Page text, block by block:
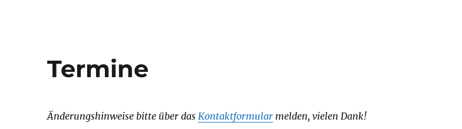
Termine
Änderungshinweise bitte über dasKontaktformular melden, vielen Dank!